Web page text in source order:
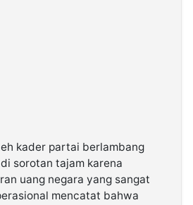
kader partai berlambang
sorotan tajam karena
uang negara yang sangat
mencatat bahwa